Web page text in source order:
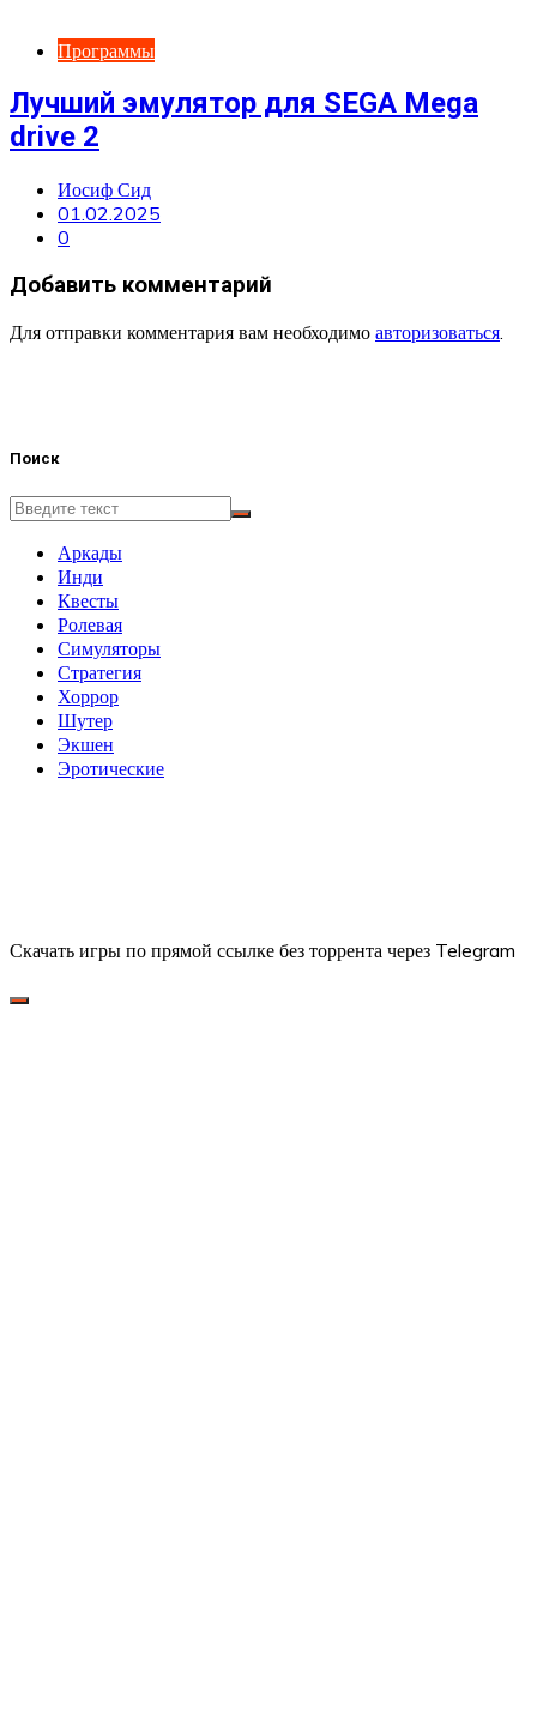
Программы
Лучший эмулятор для SEGA Mega
drive 2
Иосиф Сид
01.02.2025
0
Добавить комментарий
Для отправки комментария вам необходимо авторизоваться.
Поиск
Аркады
Инди
Квесты
Ролевая
Симуляторы
Стратегия
Хоррор
Шутер
Экшен
Эротические
Скачать игры по прямой ссылке без торрента через Telegram